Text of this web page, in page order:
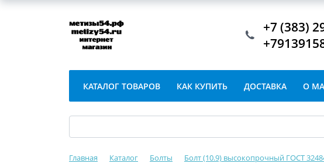
+7 (383)
КАТАЛОГ ТОВАРОВ КАК КУПИТЬ ДОСТАВКА О
Главная Каталог Болты Болт (10.9) высокопрочный ГОСТ